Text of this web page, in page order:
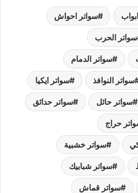
k
e
dI
n
p
y
Li
n
k
er
e
st
at
s
p
p
ar
e
سواتر احواش
سواتر الحرب
سواتر الدمام
سواتر النوافذ سواتر ايكيا
سواتر حائل سواتر حدائق
حراج
سواتر خشبية
سواتر شبابيك
سواتر قماش